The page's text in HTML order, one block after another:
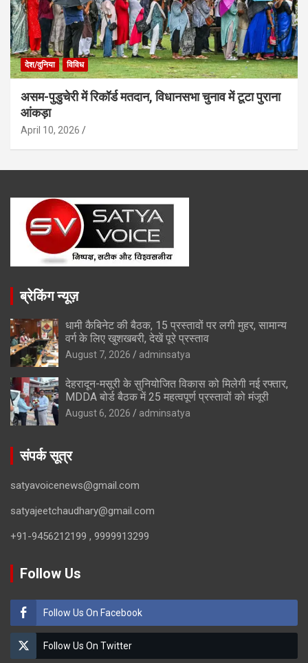
देश/दुनिया विविध
असम-पुडुचेरी में रिकॉर्ड मतदान, विधानसभा चुनाव में टूटा पुराना
आंकड़ा
April 10, 2026
ब्रेकिंग न्यूज़
धामी कैबिनेट की बैठक, 15 प्रस्तावों पर लगी मुहर, सामान्य
वर्ग के लिए खुशखबरी, देखें पूरे प्रस्ताव
August 7, 2026 adminsatya
देहरादून-मसूरी के सुनियोजित विकास को मिलेगी नई रफ्तार,
MDDA बोर्ड बैठक में 25 महत्वपूर्ण प्रस्तावों को मंजूरी
August 6, 2026 adminsatya
संपर्क सूत्र
satyavoicenews@gmail.com
satyajeetchaudhary@gmail.com
+91-9456212199 , 9999913299
Follow Us
Follow Us On Facebook
Follow Us On Twitter